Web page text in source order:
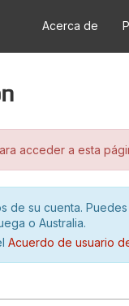
Acerca de
acceder a esta
de su cuenta.
o Australia.
Acuerdo de usuario